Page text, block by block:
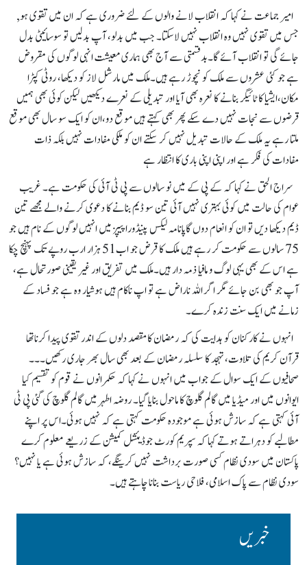
امیر جماعت نے کہا کہ انقلاب لانے والوں کے لئے ضروری ہے کہ ان میں تقوی ہو,
جس میں تقوی نہیں وہ انقلاب نہیں لاسکتا۔ جب میں بدلو، آپ بدلیں تو سوسائیٹی بدل
جائے گی تو انقلاب آئے گا۔بدقسمتی سے آج بھی ہماری معیشت انہی لوگوں کی مقروض
ہے جو کئی عشروں سے ملک کو نچوڑ رہے ہیں۔ملک میں مارشل لاز کو دیکھا، روٹی کپڑا
مکان،ایشیا کا ٹائیگر بنانے کا نعرہ بھی آیا اور تبدیلی کے نعرے دیکھیں لیکن کوئی بھی ہمیں
قرضوں سے نجات نہیں دے سکے پھر بھی کہتے ہیں موقع دو،ان کو ایک سو سال بھی موقع
ملتا رہے یہ ملک کے حالات تبدیل نہیں کر سکتے ان کو ملکی مفادات نہیں بلکہ ذات
مفادات کی فکر ہے اور اپنی اپنی باری کا انتظار ہے
سراج الحق نے کہا کہ کے پی کے میں نو سالوں سے پی ٹی آئی کی حکومت ہے۔ غریب
عوام کی حالت میں کوئی بہتری نہیں آئی تین سو ڈیم بنانے کا دعوی کرنے والے مجھے تین
ڈیم دیکھا دیں تو ان کو انعام دوں گاپانامہ لیکس پینڈورا پیپز میں انہیں لوگوں کے نام ہیں جو
75 سالوں سے حکومت کر رہے ہیں ملک کا قرض جو اب51 ہزار ارب روپے تک پہنچ چکا
ہے اس کے بھی یہی لوگ و مافیا ذمہ دار ہیں۔ملک میں تفریق اور غیر یقینی صورتحال ہے،
آپ جو بھی بن جائے مگر اگر اللہ ناراض ہے تو اپ ناکام ہیں ہوشیار وہ ہے جو فساد کے
زمانے میں ایک سنت زندہ کرے۔
انہوں نے کارکنان کو ہدایت کی کہ رمضان کامقصد دلوں کے اندر تقوی پیدا کرناتھا
قرآن کریم کی تلاوت، تہجد کا سلسلہ رمضان کے بعد بھی سال بھر جاری رکھیں۔۔۔
صحافیوں کے ایک سوال کے جواب میں انہوں نے کہا کہ حکمرانوں نے قوم کو تقسیم کیا
ایوانوں میں اور میڈیا میں گالم گلوچ کا ماحول بنایا گیا۔ روضہ اطہر میں گالم گلوچ کی گئی پی ٹی
آئی کہتی ہے کہ سازش ہوئی ہے موجودہ حکومت کہتی ہے کہ نہیں ہوئی۔اس پر اپنے
مطالبے کو دہراتے ہوتے کہا کہ سپریم کورٹ جوڈیئشل کمیشن کے زریعے معلوم کرے
پاکستان میں سودی نظام کسی صورت برداشت نہیں کرینگے، کہ سازش ہوئی ہے یا نہیں؟
سودی نظام سے پاک اسلامی، فلاحی ریاست بنانا چاہتے ہیں۔
خبریں